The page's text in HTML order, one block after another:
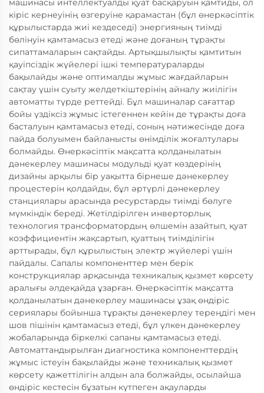
машинасы интеллектуалды қуат басқаруын қамтиды, ол
кіріс кернеуінің өзгеруіне қарамастан (бұл өнеркәсіптік
құрылыстарда жиі кездеседі) энергияның тиімді
бөлінуін қамтамасыз етеді және доғаның тұрақты
сипаттамаларын сақтайды. Артықшылықты қамтитын
қауіпсіздік жүйелері ішкі температураларды
бақылайды және оптималды жұмыс жағдайларын
сақтау үшін суыту желдеткіштерінің айналу жиілігін
автоматты түрде реттейді. Бұл машиналар сағаттар
бойы үздіксіз жұмыс істегеннен кейін де тұрақты доға
басталуын қамтамасыз етеді, соның нәтижесінде доға
пайда болуымен байланысты өнімділік жоғалтулары
болмайды. Өнеркәсіптік мақсатта қолданылатын
дәнекерлеу машинасы модульді қуат көздерінің
дизайны арқылы бір уақытта бірнеше дәнекерлеу
процестерін қолдайды, бұл әртүрлі дәнекерлеу
станциялары арасында ресурстарды тиімді бөлуге
мүмкіндік береді. Жетілдірілген инверторлық
технология трансформатордың өлшемін азайтып, қуат
коэффициентін жақсартып, қуаттың тиімділігін
арттырады, бұл құрылыстың электр жүйелері үшін
пайдалы. Сапалы компоненттер мен берік
конструкциялар арқасында техникалық қызмет көрсету
аралығы әлдеқайда ұзарған. Өнеркәсіптік мақсатта
қолданылатын дәнекерлеу машинасы ұзақ өндіріс
сериялары бойынша тұрақты дәнекерлеу тереңдігі мен
шов пішінін қамтамасыз етеді, бұл үлкен дәнекерлеу
жобаларында біркелкі сапаны қамтамасыз етеді.
Автоматтандырылған диагностика компоненттердің
жұмыс істеуін бақылайды және техникалық қызмет
көрсету қажеттілігін алдын ала болжайды, осылайша
өндіріс кестесін бұзатын күтпеген ақауларды